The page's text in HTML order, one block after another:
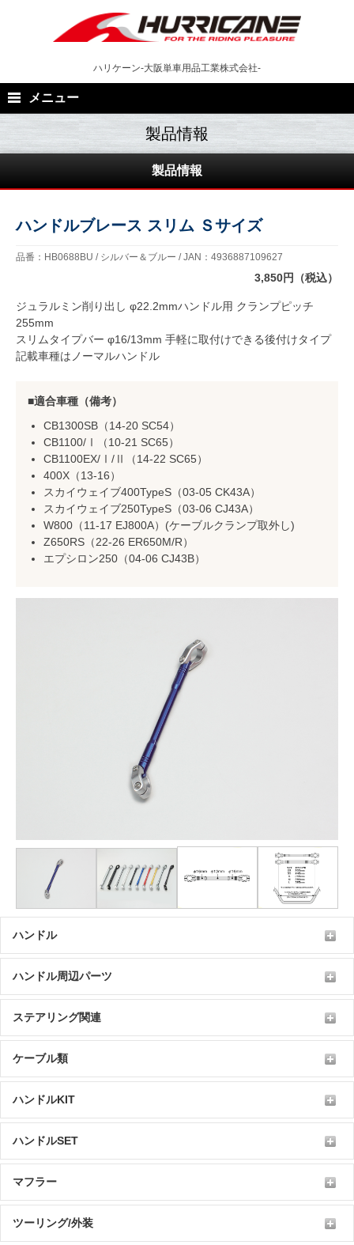
ハリケーン-大阪単車用品工業株式会社-
メニュー
製品情報
ハンドルブレース スリム Ｓサイズ
品番：HB0688BU / シルバー＆ブルー / JAN：4936887109627
3,850円（税込）
ジュラルミン削り出し φ22.2mmハンドル用 クランプピッチ
255mm
スリムタイプバー φ16/13mm 手軽に取付けできる後付けタイプ
記載車種はノーマルハンドル
適合車種（備考）
CB1300SB（14-20 SC54）
CB1100/Ⅰ（10-21 SC65）
CB1100EX/Ⅰ/Ⅱ（14-22 SC65）
400X（13-16）
スカイウェイブ400TypeS（03-05 CK43A）
スカイウェイブ250TypeS（03-06 CJ43A）
W800（11-17 EJ800A）(ケーブルクランプ取外し)
Z650RS（22-26 ER650M/R）
エプシロン250（04-06 CJ43B）
ハンドル
ハンドル周辺パーツ
ステアリング関連
ケーブル類
ハンドルKIT
ハンドルSET
マフラー
ツーリング/外装